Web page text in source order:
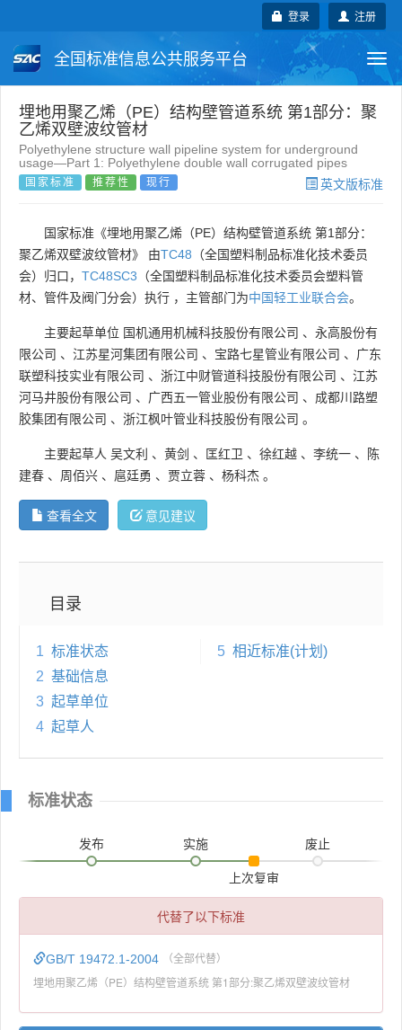
注册
登录
全国标准信息公共服务平台
国家标准 行业标准 地方标准
团体标准 企业标准 国际标准
埋地用聚乙烯（PE）结构壁管道系统 第1部分：聚
乙烯双壁波纹管材
Polyethylene structure wall pipeline system for underground
usage—Part 1: Polyethylene double wall corrugated pipes
国家标准 推荐性 现行 英文版标准
国家标准《埋地用聚乙烯（PE）结构壁管道系统 第1部分：
聚乙烯双壁波纹管材》 由TC48 （全国塑料制品标准化技术委员
会）归口， TC48SC3 （全国塑料制品标准化技术委员会塑料管
材、管件及阀门分会）执行 ，主管部门为中国轻工业联合会。
主要起草单位 国机通用机械科技股份有限公司 、 永高股份有
限公司 、 江苏星河集团有限公司 、 宝路七星管业有限公司 、 广东
联塑科技实业有限公司 、 浙江中财管道科技股份有限公司 、 江苏
河马井股份有限公司 、 广西五一管业股份有限公司 、 成都川路塑
胶集团有限公司 、 浙江枫叶管业科技股份有限公司 。
主要起草人 吴文利 、 黄剑 、 匡红卫 、 徐红越 、 李统一 、
陈
建春 、 周佰兴 、 扈廷勇 、 贾立蓉 、 杨科杰 。
查看全文 意见建议
目录
1 标准状态
2 基础信息
3 起草单位
4 起草人
5 相近标准(计划)
标准状态
发布 实施
上次复审
废止
代替了以下标准
GB/T 19472.1-2004 （全部代替）
埋地用聚乙烯（PE）结构壁管道系统 第1部分:聚乙烯双壁波纹管材